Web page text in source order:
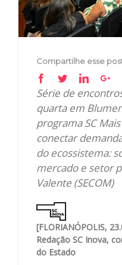
Compartilhe esse
Facebook
TwitterLinkedin
Série de
quarta em
programa SC
conectar
do ecossistema:
mercado e setor
Valente (SECOM)
[FLORIANÓPOLIS,
Redação SC Inova,
do Estado